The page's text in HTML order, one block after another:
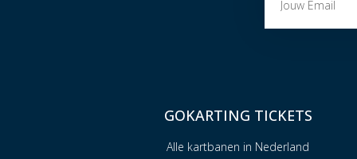
GOKARTING TICKETS
Alle kartbanen in Nederland